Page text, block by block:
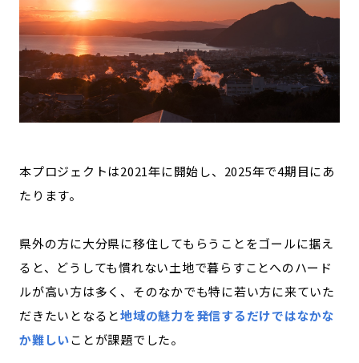
本プロジェクトは2021年に開始し、2025年で4期目にあ
たります。
県外の方に大分県に移住してもらうことをゴールに据え
ると、どうしても慣れない土地で暮らすことへのハード
ルが高い方は多く、そのなかでも特に若い方に来ていた
だきたいとなると地域の魅力を発信するだけではなかな
か難しいことが課題でした。